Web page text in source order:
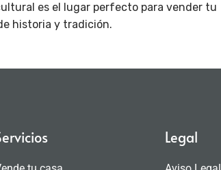
es el lugar perfecto para vender tu
historia y tradición.
Legal